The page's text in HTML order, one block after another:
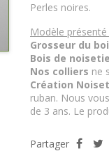
Perles noires.
Modèle présenté
Grosseur du
Bois de
Nos colliers ne
Création
ruban. Nous
de 3 ans. Le
Partager